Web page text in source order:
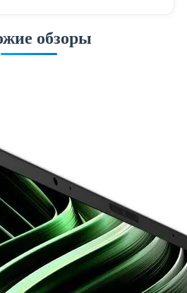
обзоры